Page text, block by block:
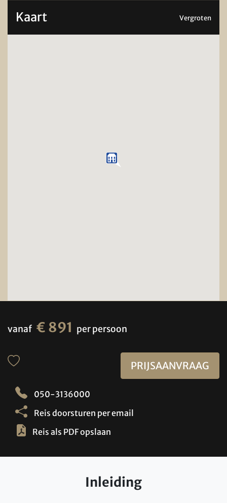
Kaart Vergroten
vanaf € 891 per persoon
PRIJSAANVRAAG
050-3136000
Reis doorsturen per email
Reis als PDF opslaan
Inleiding